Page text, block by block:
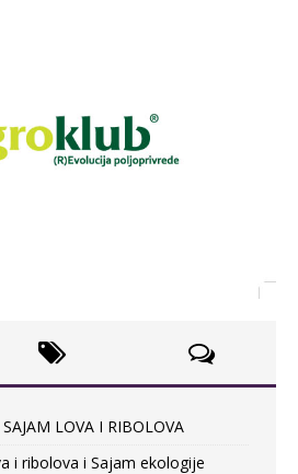
LOVA I RIBOLOVA
i ribolova i Sajam ekologije